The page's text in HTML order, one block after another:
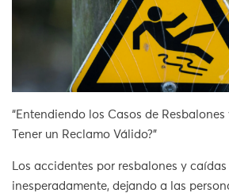
“Entendiendo los Casos de Resbalones
Tener un Reclamo Válido?”
Los accidentes por resbalones y
inesperadamente, dejando a las